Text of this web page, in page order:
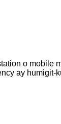
o mobile
ay humigit-